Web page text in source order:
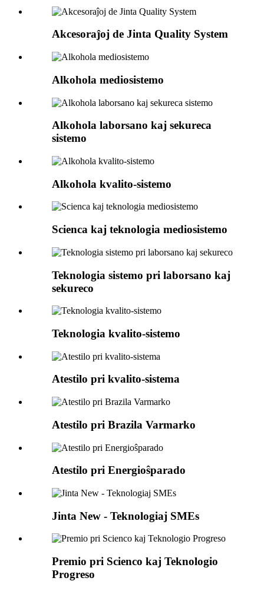
Akcesoraĵoj de Jinta Quality System
Alkohola mediosistemo
Alkohola laborsano kaj sekureca
sistemo
Alkohola kvalito-sistemo
Scienca kaj teknologia mediosistemo
Teknologia sistemo pri laborsano kaj
sekureco
Teknologia kvalito-sistemo
Atestilo pri kvalito-sistema
Atestilo pri Brazila Varmarko
Atestilo pri Energioŝparado
Jinta New - Teknologiaj SMEs
Premio pri Scienco kaj Teknologio
Progreso